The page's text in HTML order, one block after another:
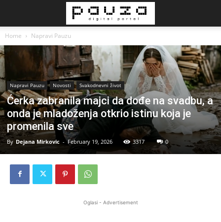
Home Napravi Pauzu
Napravi Pauzu Novosti Svakodnevni život
Ćerka zabranila majci da dođe na svadbu, a
onda je mladoženja otkrio istinu koja je
promenila sve
By Dejana Mirkovic - February 19, 2026 3317 0
Oglasi - Advertisement